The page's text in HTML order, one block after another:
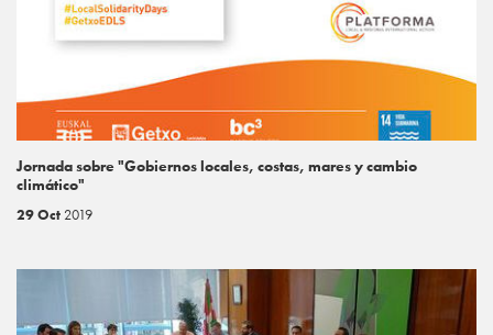
Jornada sobre "Gobiernos locales, costas, mares y cambio
climático"
29 Oct 2019